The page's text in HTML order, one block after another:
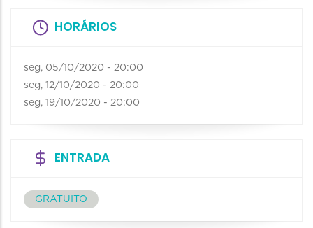
HORÁRIOS
seg, 05/10/2020 - 20:00
seg, 12/10/2020 - 20:00
seg, 19/10/2020 - 20:00
ENTRADA
GRATUITO